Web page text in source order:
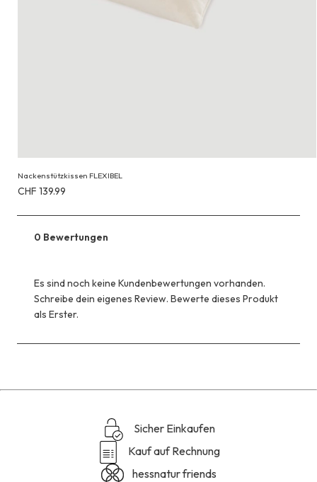
Nackenstützkissen FLEXIBEL
Erhältlich
CHF 139.99
CHF 139.99
0 Bewertungen
Es sind noch keine Kundenbewertungen vorhanden.
Schreibe dein eigenes Review. Bewerte dieses Produkt
als Erster.
Sicher Einkaufen
Kauf auf Rechnung
hessnatur friends